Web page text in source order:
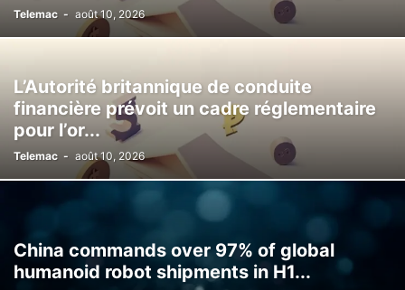
Telemac - août 10, 2026
L’Autorité britannique de conduite
financière prévoit un cadre réglementaire
pour l’or...
Telemac - août 10, 2026
China commands over 97% of global
humanoid robot shipments in H1...